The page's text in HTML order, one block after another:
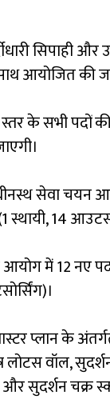
सिपाही और
आयोजित की
के सभी पदों
सेवा चयन
14
आयोग में 12 नए
प्लान के
लोटस वॉल,
सुदर्शन चक्र